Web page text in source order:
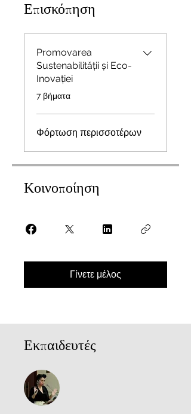
Επισκόπηση
Promovarea
Sustenabilității și Eco-
Inovației
.7 βήματα
Φόρτωση περισσοτέρων
Κοινοποίηση
Γίνετε μέλος
Εκπαιδευτές